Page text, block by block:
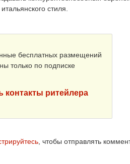
стиля.
бесплатных размещений
только по подписке
контакты ритейлера
, чтобы отправлять